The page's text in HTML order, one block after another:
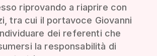
riprovando a riaprire con
tra cui il portavoce Giovanni
dei referenti che
la responsabilità di